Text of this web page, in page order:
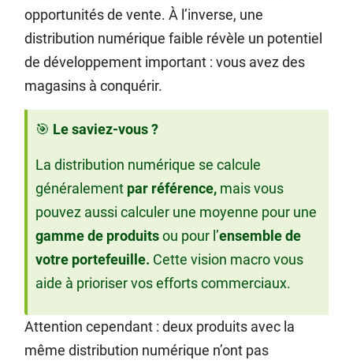
opportunités de vente. À l’inverse, une
distribution numérique faible révèle un potentiel
de développement important : vous avez des
magasins à conquérir.
🎯 Le saviez-vous ?
La distribution numérique se calcule
généralement par référence, mais vous
pouvez aussi calculer une moyenne pour une
gamme de produitsou pour l’ensemble de
votre portefeuille. Cette vision macro vous
aide à prioriser vos efforts commerciaux.
Attention cependant : deux produits avec la
même distribution numérique n’ont pas